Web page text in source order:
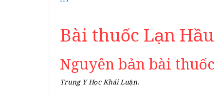
Bài thuốc Lạn
Nguyên bản bài thuốc
Trung Y Học Khái Luận.